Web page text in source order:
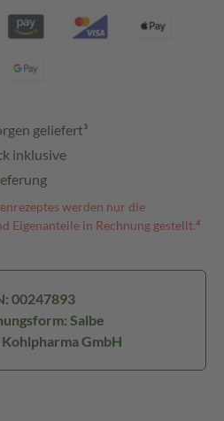
geliefert³
inklusive
werden nur die
Eigenanteile in Rechnung gestellt.⁴
00247893
Salbe
GmbH